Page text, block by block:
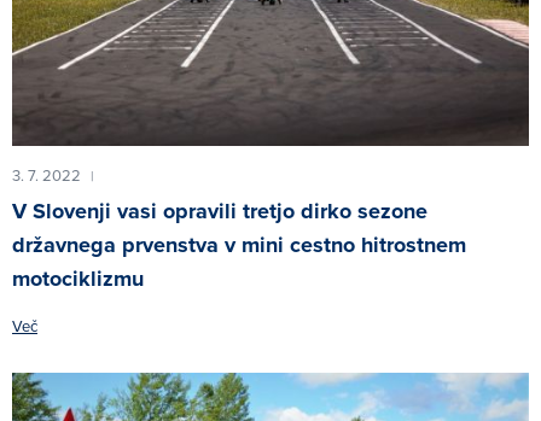
3. 7. 2022 |
V Slovenji vasi opravili tretjo dirko sezone
državnega prvenstva v mini cestno hitrostnem
motociklizmu
Več